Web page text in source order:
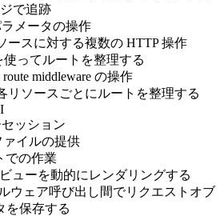
で追跡
メータの操作
ースに対する複数の HTTP 操作
使ってルートを整理する
route middleware の操作
リソースごとにルートを整理する
ッション
ァイルの提供
での作業
ューを動的にレンダリングする
ウェア呼び出し間でリクエストオブ
を保存する